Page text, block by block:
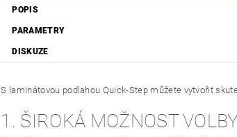
POPIS
PARAMETRY
DISKUZE
S laminátovou podlahou Quick-Step můžete vytvořit
1. ŠIROKÁ MOŽNOST